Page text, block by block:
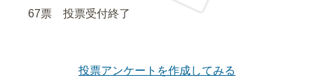
67票 投票受付終了
投票アンケートを作成してみる